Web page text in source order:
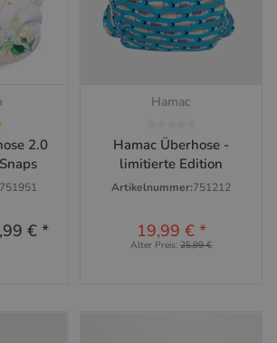
2.0
751951
€*
Hamac
Hamac Überhose -
limitierte Edition
Artikelnummer:751212
19,99 € *
Alter Preis:25,99 €